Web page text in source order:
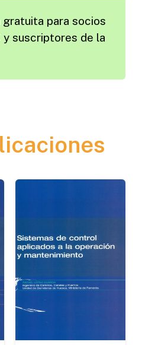
gratuita para socios
y suscriptores de la